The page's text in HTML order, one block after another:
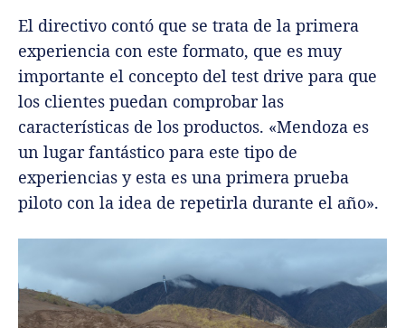
El directivo contó que se trata de la primera
experiencia con este formato, que es muy
importante el concepto del test drive para que
los clientes puedan comprobar las
características de los productos. «Mendoza es
un lugar fantástico para este tipo de
experiencias y esta es una primera prueba
piloto con la idea de repetirla durante el año».